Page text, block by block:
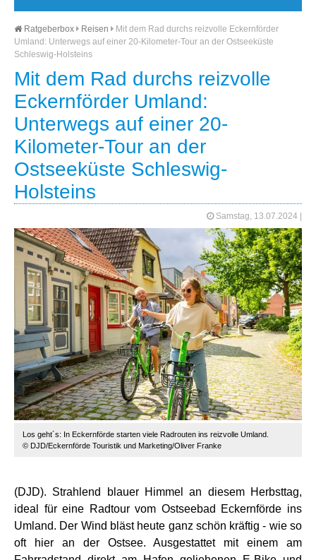
Ratgeberbox Reisen
Mit dem Rad durchs reizvolle Eckernförder
Umland: Unterwegs auf einer 20-Kilometer-Tour an der Ostseeküste
Schleswig-Holsteins
Mit dem Rad durchs reizvolle
Eckernförder Umland:
Unterwegs auf einer 20-
Kilometer-Tour an der
Ostseeküste Schleswig-
Holsteins
Samstag, 13.07.2024
Los geht´s: In Eckernförde starten viele Radrouten ins reizvolle Umland.
© DJD/Eckernförde Touristik und Marketing/Oliver Franke
(DJD). Strahlend blauer Himmel an diesem Herbsttag,
ideal für eine Radtour vom Ostseebad Eckernförde ins
Umland. Der Wind bläst heute ganz schön kräftig - wie so
oft hier an der Ostsee. Ausgestattet mit einem am